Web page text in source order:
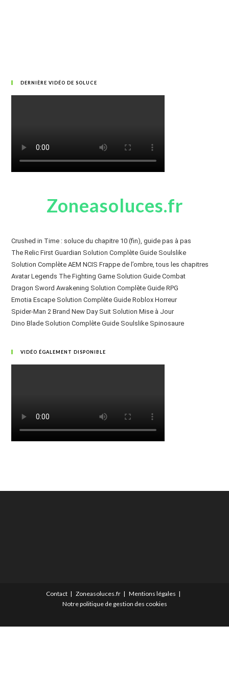
DERNIÈRE VIDÉO DE SOLUCE
Zoneasoluces.fr
Crushed in Time : soluce du chapitre 10 (fin), guide pas à pas
The Relic First Guardian Solution Complète Guide Soulslike
Solution Complète AEM NCIS Frappe de l’ombre, tous les chapitres
Avatar Legends The Fighting Game Solution Guide Combat
Dragon Sword Awakening Solution Complète Guide RPG
Emotia Escape Solution Complète Guide Roblox Horreur
Spider-Man 2 Brand New Day Suit Solution Mise à Jour
Dino Blade Solution Complète Guide Soulslike Spinosaure
VIDÉO ÉGALEMENT DISPONIBLE
Contact Zoneasoluces.fr
Mentions légales
Notre politique de gestion des cookies